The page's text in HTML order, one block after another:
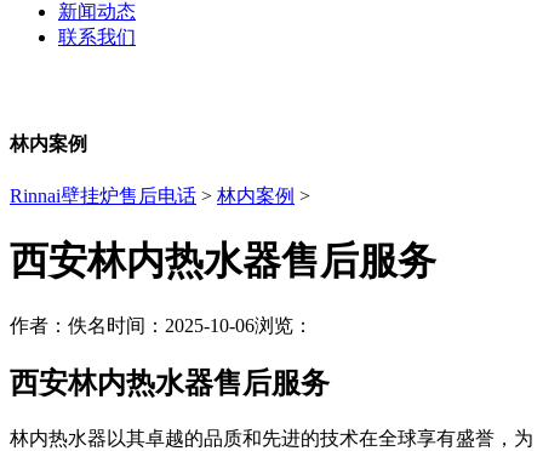
新闻动态
联系我们
林内案例
Rinnai壁挂炉售后电话 > 林内案例 >
西安林内热水器售后服务
作者：佚名时间：2025-10-06浏览：
西安林内热水器售后服务
林内热水器以其卓越的品质和先进的技术在全球享有盛誉，为